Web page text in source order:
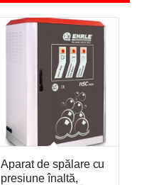
Aparat de spălare cu
presiune înaltă,